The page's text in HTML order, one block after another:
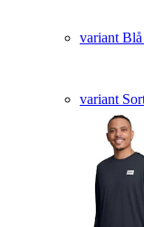
variant Blå
variant